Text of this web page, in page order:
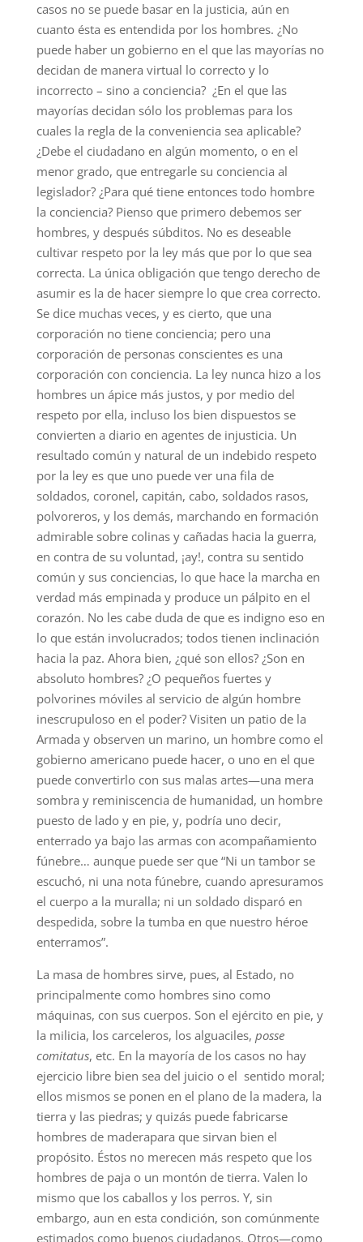
casos no se puede basar en la justicia, aún en
cuanto ésta es entendida por los hombres. ¿No
puede haber un gobierno en el que las mayorías no
decidan de manera virtual lo correcto y lo
incorrecto – sino a conciencia? ¿En el que las
mayorías decidan sólo los problemas para los
cuales la regla de la conveniencia sea aplicable?
¿Debe el ciudadano en algún momento, o en el
menor grado, que entregarle su conciencia al
legislador? ¿Para qué tiene entonces todo hombre
la conciencia? Pienso que primero debemos ser
hombres, y después súbditos. No es deseable
cultivar respeto por la ley más que por lo que sea
correcta. La única obligación que tengo derecho de
asumir es la de hacer siempre lo que crea correcto.
Se dice muchas veces, y es cierto, que una
corporación no tiene conciencia; pero una
corporación de personas conscientes es una
corporación con conciencia. La ley nunca hizo a los
hombres un ápice más justos, y por medio del
respeto por ella, incluso los bien dispuestos se
convierten a diario en agentes de injusticia. Un
resultado común y natural de un indebido respeto
por la ley es que uno puede ver una fila de
soldados, coronel, capitán, cabo, soldados rasos,
polvoreros, y los demás, marchando en formación
admirable sobre colinas y cañadas hacia la guerra,
en contra de su voluntad, ¡ay!, contra su sentido
común y sus conciencias, lo que hace la marcha en
verdad más empinada y produce un pálpito en el
corazón. No les cabe duda de que es indigno eso en
lo que están involucrados; todos tienen inclinación
hacia la paz. Ahora bien, ¿qué son ellos? ¿Son en
absoluto hombres? ¿O pequeños fuertes y
polvorines móviles al servicio de algún hombre
inescrupuloso en el poder? Visiten un patio de la
Armada y observen un marino, un hombre como el
gobierno americano puede hacer, o uno en el que
puede convertirlo con sus malas artes—una mera
sombra y reminiscencia de humanidad, un hombre
puesto de lado y en pie, y, podría uno decir,
enterrado ya bajo las armas con acompañamiento
fúnebre… aunque puede ser que “Ni un tambor se
escuchó, ni una nota fúnebre, cuando apresuramos
el cuerpo a la muralla; ni un soldado disparó en
despedida, sobre la tumba en que nuestro héroe
enterramos”.
La masa de hombres sirve, pues, al Estado, no
principalmente como hombres sino como
máquinas, con sus cuerpos. Son el ejército en pie, y
la milicia, los carceleros, los alguaciles, posse
comitatus, etc. En la mayoría de los casos no hay
ejercicio libre bien sea del juicio o el sentido moral;
ellos mismos se ponen en el plano de la madera, la
tierra y las piedras; y quizás puede fabricarse
hombres de maderapara que sirvan bien el
propósito. Éstos no merecen más respeto que los
hombres de paja o un montón de tierra. Valen lo
mismo que los caballos y los perros. Y, sin
embargo, aun en esta condición, son comúnmente
estimados como buenos ciudadanos. Otros—como